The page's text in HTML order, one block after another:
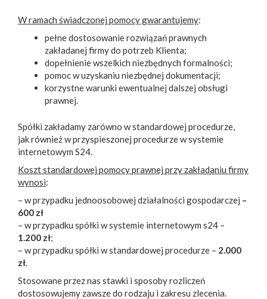
W ramach świadczonej pomocy gwarantujemy:
pełne dostosowanie rozwiązań prawnych
zakładanej firmy do potrzeb Klienta;
dopełnienie wszelkich niezbędnych formalności;
pomoc w uzyskaniu niezbędnej dokumentacji;
korzystne warunki ewentualnej dalszej obsługi
prawnej.
Spółki zakładamy zarówno w standardowej procedurze,
jak również w przyspieszonej procedurze w systemie
internetowym S24.
Koszt standardowej pomocy prawnej przy zakładaniu firmy
wynosi:
– w przypadku jednoosobowej działalności gospodarczej –
600 zł
– w przypadku spółki w systemie internetowym s24 –
1.200 zł;
– w przypadku spółki w standardowej procedurze – 2.000
zł.
Stosowane przez nas stawki i sposoby rozliczeń
dostosowujemy zawsze do rodzaju i zakresu zlecenia.